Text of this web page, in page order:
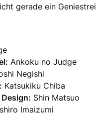
gerade ein
Ankoku no Judge
Negishi
Katsukiku Chiba
Shin Matsuo
Imaizumi